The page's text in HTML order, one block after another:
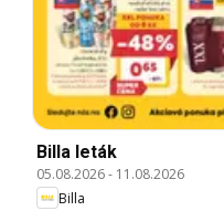
Billa leták
05.08.2026- 11.08.2026
Billa